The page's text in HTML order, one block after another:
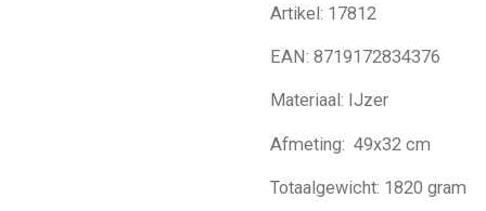
Artikel: 17812
EAN: 8719172834376
Materiaal: IJzer
Afmeting: 49x32 cm
Totaalgewicht: 1820 gram